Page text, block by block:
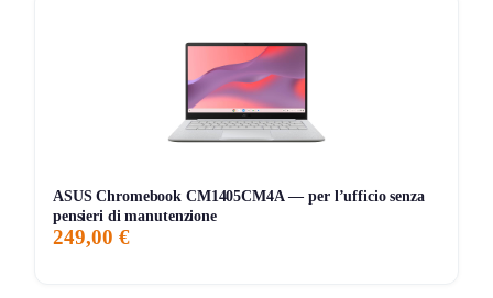
ASUS Chromebook CM1405CM4A — per l’ufficio senza
pensieri di manutenzione
249,00 €